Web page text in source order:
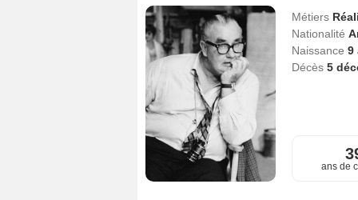
Métiers
Nationalité
Naissance 9
Décès 5
ans de